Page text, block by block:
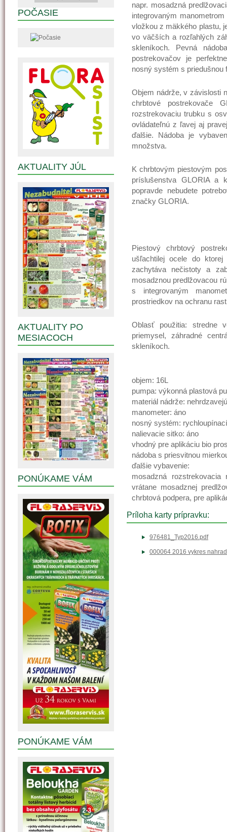
napr. mosadzná
integrovaným
vložkou z mäkkého plastu,
vo väčších a rozľahlých
skleníkoch. Pevná
postrekovačov je
nosný systém s priedušnou
Objem nádrže, v závislosti
chrbtové postrekovače
rozstrekovaciu trubku s
ovládateľnú z ľavej aj
ďalšie. Nádoba je
množstva.
K chrbtovým piestovým
príslušenstva GLORIA a
popravde nebudete
značky GLORIA.
Piestový chrbtový
ušľachtilej ocele do
zachytáva nečistoty a
mosadznou predlžovacou
s integrovaným
prostriedkov na ochranu
Oblasť použitia: stredne
priemysel, záhradné
skleníkoch.
objem: 16L
pumpa: výkonná plastová
materiál nádrže:
manometer: áno
nosný systém:
nalievacie sitko: áno
vhodný pre aplikáciu bio
nádoba s priesvitnou
ďalšie vybavenie:
mosadzná
vrátane mosadznej
chrbtová podpera, pre
Príloha karty prípravku:
976481_Typ2016.pdf
000064 2016 vykres
POČASIE
AKTUALITY JÚL
AKTUALITY PO
MESIACOCH
PONÚKAME VÁM
PONÚKAME VÁM